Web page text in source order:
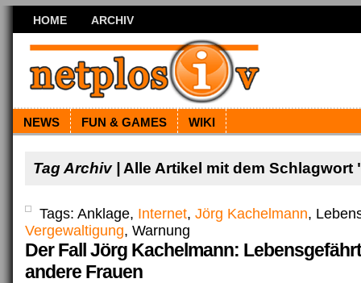
HOME ARCHIV
NEWS FUN & GAMES WIKI
Tag Archiv | Alle Artikel mit dem Schlagwort
Tags: Anklage, Internet, Jörg Kachelmann,
Vergewaltigung, Warnung
Der Fall Jörg Kachelmann:
andere Frauen